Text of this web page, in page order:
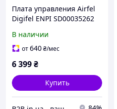
Плата управления Airfel
Digifel ENPI SD00035262
контроль нагрева и
отображение
В наличии
от640₴/мес
6 399₴
Купить